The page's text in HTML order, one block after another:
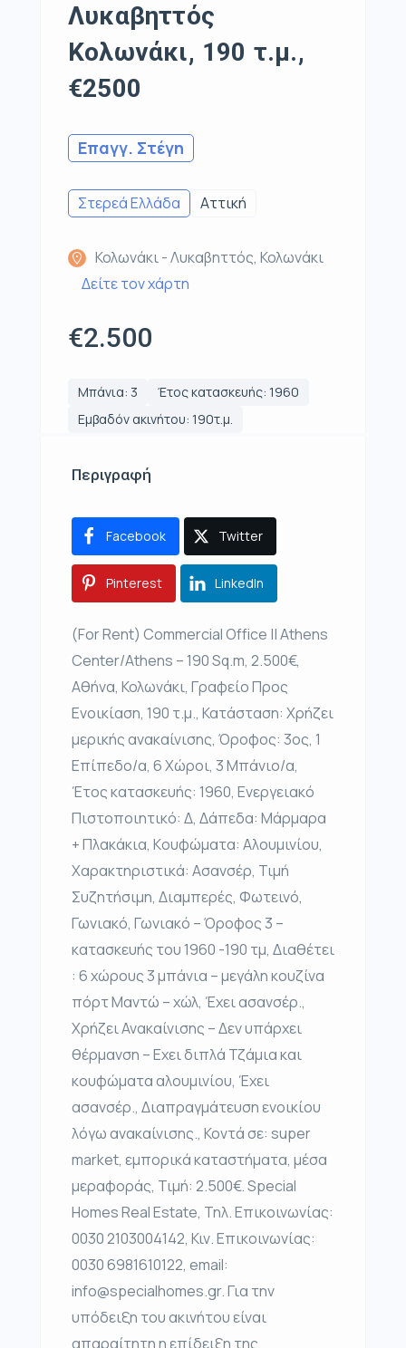
Λυκαβηττός
Κολωνάκι, 190 τ.μ.,
€2500
Επαγγ. Στέγη
Στερεά Ελλάδα Αττική
Κολωνάκι - Λυκαβηττός, Κολωνάκι
Δείτε τον χάρτη
€2.500
Μπάνια: 3
Έτος κατασκευής: 1960
Εμβαδόν ακινήτου: 190τ.μ.
Περιγραφή
Facebook Twitter
Pinterest LinkedIn
(For Rent) Commercial Office || Athens
Center/Athens – 190 Sq.m, 2.500€,
Αθήνα, Κολωνάκι, Γραφείο Προς
Ενοικίαση, 190 τ.μ., Κατάσταση: Χρήζει
μερικής ανακαίνισης, Όροφος: 3ος, 1
Επίπεδο/α, 6 Χώροι, 3 Μπάνιο/α,
Έτος κατασκευής: 1960, Ενεργειακό
Πιστοποιητικό: Δ, Δάπεδα: Μάρμαρα
+ Πλακάκια, Kουφώματα: Αλουμινίου,
Χαρακτηριστικά: Ασανσέρ, Τιμή
Συζητήσιμη, Διαμπερές, Φωτεινό,
Γωνιακό, Γωνιακό – Όροφος 3 –
κατασκευής του 1960 -190 τμ, Διαθέτει
: 6 χώρους 3 μπάνια – μεγάλη κουζίνα
πόρτ Μαντώ – χώλ, Έχει ασανσέρ.,
Χρήζει Ανακαίνισης – Δεν υπάρχει
θέρμανση – Εχει διπλά Τζάμια και
κουφώματα αλουμινίου, Έχει
ασανσέρ., Διαπραγμάτευση ενοικίου
λόγω ανακαίνισης., Κοντά σε: super
market, εμπορικά καταστήματα, μέσα
μεραφοράς, Τιμή: 2.500€. Special
Homes Real Estate, Τηλ. Επικοινωνίας:
0030 2103004142, Κιν. Επικοινωνίας:
0030 6981610122, email:
info@specialhomes.gr. Για την
υπόδειξη του ακινήτου είναι
απαραίτητη η επίδειξη της